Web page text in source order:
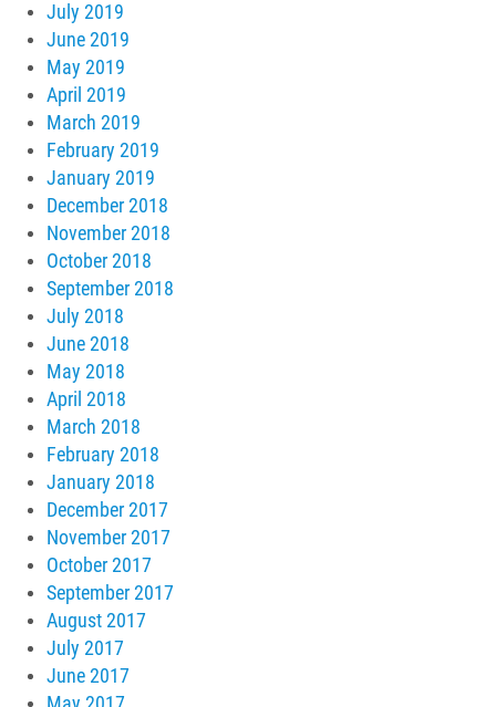
July 2019
June 2019
May 2019
April 2019
March 2019
February 2019
January 2019
December 2018
November 2018
October 2018
September 2018
July 2018
June 2018
May 2018
April 2018
March 2018
February 2018
January 2018
December 2017
November 2017
October 2017
September 2017
August 2017
July 2017
June 2017